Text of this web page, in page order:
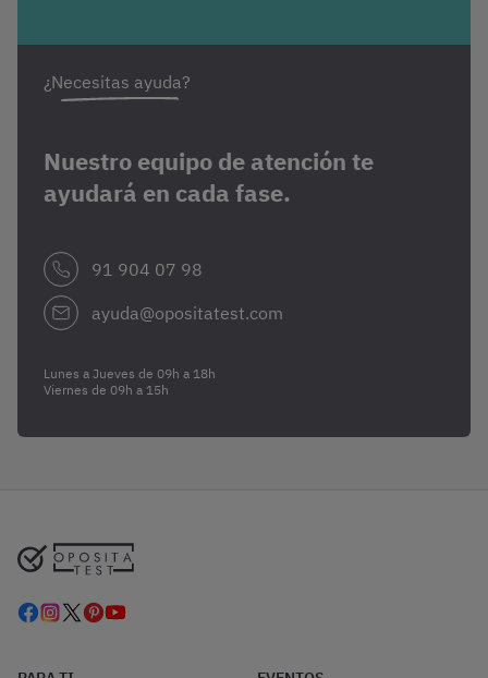
¿Necesitas ayuda?
Nuestro equipo de atención te
ayudará en cada fase.
91 904 07 98
ayuda@opositatest.com
Lunes a Jueves de 09h a 18h
Viernes de 09h a 15h